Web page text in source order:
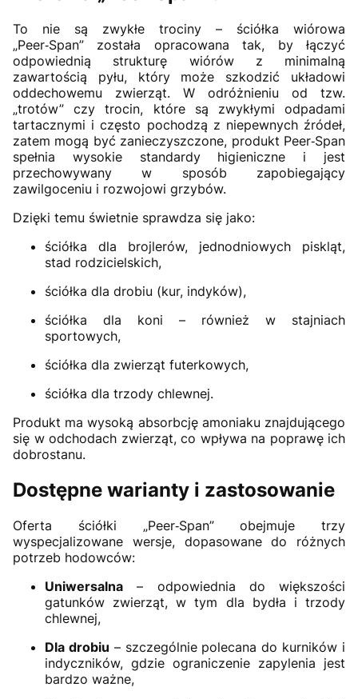
To nie są zwykłe trociny – ściółka wiórowa
„Peer‑Span” została opracowana tak, by łączyć
odpowiednią strukturę wiórów z minimalną
zawartością pyłu, który może szkodzić układowi
oddechowemu zwierząt. W odróżnieniu od tzw.
„trotów” czy trocin, które są zwykłymi odpadami
tartacznymi i często pochodzą z niepewnych źródeł,
zatem mogą być zanieczyszczone, produkt Peer‑Span
spełnia wysokie standardy higieniczne i jest
przechowywany w sposób zapobiegający
zawilgoceniu i rozwojowi grzybów.
Dzięki temu świetnie sprawdza się jako:
ściółka dla brojlerów, jednodniowych piskląt,
stad rodzicielskich,
ściółka dla drobiu (kur, indyków),
ściółka dla koni – również w stajniach
sportowych,
ściółka dla zwierząt futerkowych,
ściółka dla trzody chlewnej.
Produkt ma wysoką absorbcję amoniaku znajdującego
się w odchodach zwierząt, co wpływa na poprawę ich
dobrostanu.
Dostępne warianty i zastosowanie
Oferta ściółki „Peer‑Span” obejmuje trzy
wyspecjalizowane wersje, dopasowane do różnych
potrzeb hodowców:
Uniwersalna – odpowiednia do większości
gatunków zwierząt, w tym dla bydła i trzody
chlewnej,
Dla drobiu – szczególnie polecana do kurników i
indyczników, gdzie ograniczenie zapylenia jest
bardzo ważne,